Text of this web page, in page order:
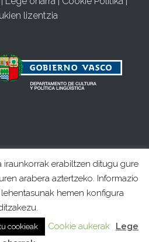
lizentzia
iraunkorrak erabiltzen ditugu gure
arabera aztertzeko. Informazio
hemen konfigura
cookieak Cookie aukerak
Lege